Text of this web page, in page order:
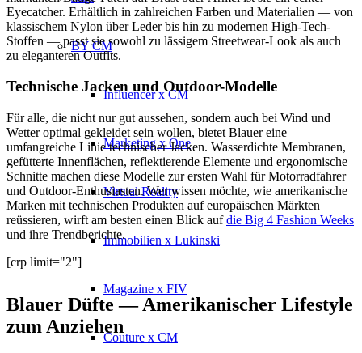
BY CM
Influencer x CM
Marketing x One
Virtual Reality
Immobilien x Lukinski
Magazine x FIV
Couture x CM
Eyecatcher. Erhältlich in zahlreichen Farben und Materialien — von
klassischem Nylon über Leder bis hin zu modernen High-Tech-
Stoffen — passt sie sowohl zu lässigem Streetwear-Look als auch
zu eleganteren Outfits.
Technische Jacken und Outdoor-Modelle
Für alle, die nicht nur gut aussehen, sondern auch bei Wind und
Wetter optimal gekleidet sein wollen, bietet Blauer eine
umfangreiche Linie technischer Jacken. Wasserdichte Membranen,
gefütterte Innenflächen, reflektierende Elemente und ergonomische
Schnitte machen diese Modelle zur ersten Wahl für Motorradfahrer
und Outdoor-Enthusiasten. Wer wissen möchte, wie amerikanische
Marken mit technischen Produkten auf europäischen Märkten
reüssieren, wirft am besten einen Blick aufdie Big 4 Fashion Weeks
und ihre Trendberichte.
[crp limit="2"]
Blauer Düfte — Amerikanischer Lifestyle
zum Anziehen